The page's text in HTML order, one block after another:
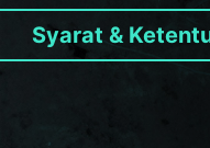
Syarat &